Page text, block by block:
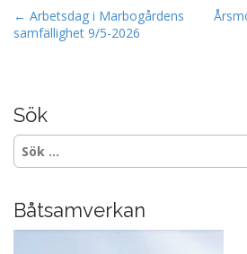
b
o
k
P
o
n
a
v
g
a
← Arbetsdag i Marbogårdens
samfällighet 9/5-2026
Sök
Sök
efter:
Båtsamverkan